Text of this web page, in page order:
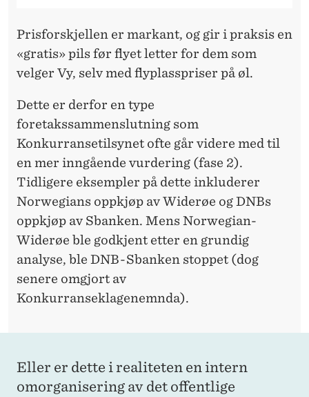
Prisforskjellen er markant, og gir i praksis en
«gratis» pils før flyet letter for dem som
velger Vy, selv med flyplasspriser på øl.
Dette er derfor en type
foretakssammenslutning som
Konkurransetilsynet ofte går videre med til
en mer inngående vurdering (fase 2).
Tidligere eksempler på dette inkluderer
Norwegians oppkjøp av Widerøe og DNBs
oppkjøp av Sbanken. Mens Norwegian-
Widerøe ble godkjent etter en grundig
analyse, ble DNB-Sbanken stoppet (dog
senere omgjort av
Konkurranseklagenemnda).
Eller er dette i realiteten en intern
omorganisering av det offentlige